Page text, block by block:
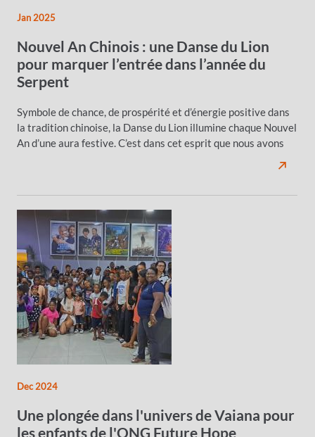
Jan 2025
Nouvel An Chinois : une Danse du Lion
pour marquer l’entrée dans l’année du
Serpent
Symbole de chance, de prospérité et d’énergie positive dans
la tradition chinoise, la Danse du Lion illumine chaque Nouvel
An d’une aura festive. C’est dans cet esprit que nous avons
Dec 2024
Une plongée dans l'univers de Vaiana pour
les enfants de l'ONG Future Hope